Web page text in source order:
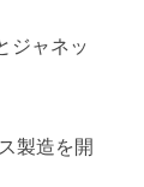
ジャネッ
製造を開